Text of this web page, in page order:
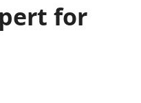
for